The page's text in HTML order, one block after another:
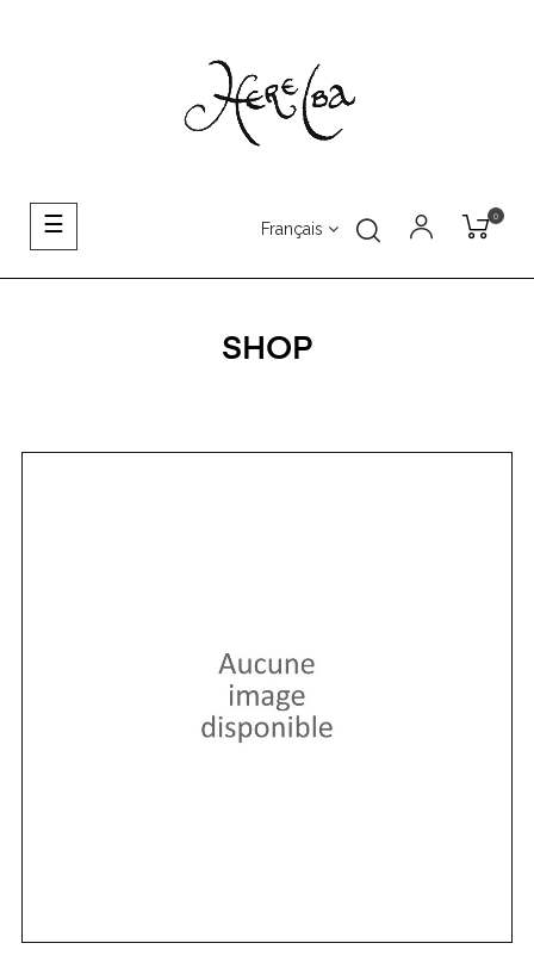
Basculer
la
navigation
☰ 0
Français
SHOP